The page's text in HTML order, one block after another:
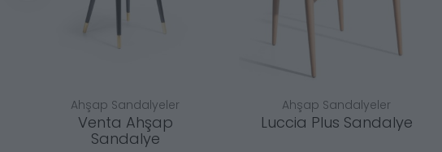
Ahşap Sandalyeler
Venta Ahşap
Sandalye
Ahşap Sandalyeler
Luccia Plus Sandalye